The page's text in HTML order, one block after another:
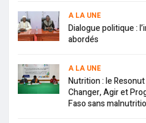
A LA UNE
Dialogue politique :
abordés
A LA UNE
Nutrition : le
Changer, Agir et
Faso sans